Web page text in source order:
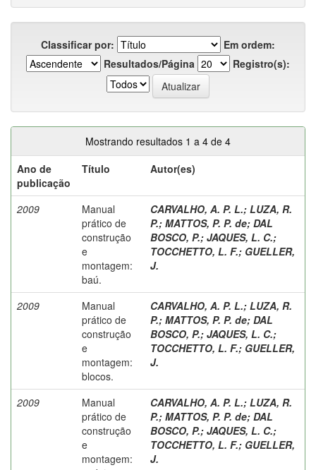
Classificar por:
Em ordem:
Resultados/Página
Registro(s):
Mostrando resultados 1 a 4 de 4
Ano de
publicação
Título Autor(es)
2009
Manual
prático de
construção
e
montagem:
baú.
CARVALHO, A. P. L.; LUZA, R.
P.; MATTOS, P. P. de; DAL
BOSCO, P.; JAQUES, L. C.;
TOCCHETTO, L. F.; GUELLER,
J.
2009
Manual
prático de
construção
e
montagem:
blocos.
CARVALHO, A. P. L.; LUZA, R.
P.; MATTOS, P. P. de; DAL
BOSCO, P.; JAQUES, L. C.;
TOCCHETTO, L. F.; GUELLER,
J.
2009
Manual
prático de
construção
e
montagem:
CARVALHO, A. P. L.; LUZA, R.
P.; MATTOS, P. P. de; DAL
BOSCO, P.; JAQUES, L. C.;
TOCCHETTO, L. F.; GUELLER,
J.